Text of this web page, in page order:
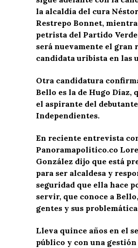
la alcaldía del cura
Restrepo Bonnet,
petrista del Partido
será nuevamente el gran
candidata uribista en las
Otra candidatura
Bello es la de Hugo Díaz,
el aspirante del
Independientes.
En reciente entrevista
Panoramapolitico.co
González dijo que está
para ser alcaldesa y r
seguridad que ella hace
servir, que conoce a
gentes y sus
Lleva quince años en el
público y con una